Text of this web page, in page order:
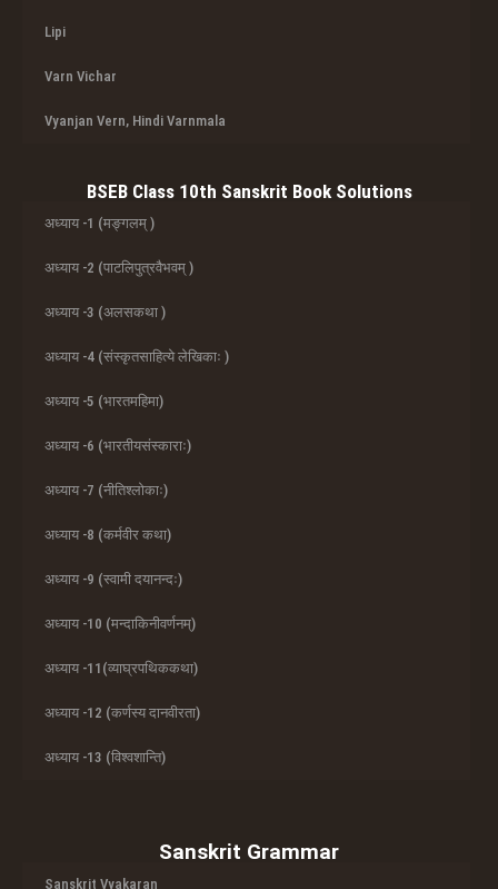
Lipi
Varn Vichar
Vyanjan Vern, Hindi Varnmala
BSEB Class 10th Sanskrit Book Solutions
अध्याय -1 (मङ्गलम् )
अध्याय -2 (पाटलिपुत्रवैभवम् )
अध्याय -3 (अलसकथा )
अध्याय -4 (संस्कृतसाहित्ये लेखिकाः )
अध्याय -5 (भारतमहिमा)
अध्याय -6 (भारतीयसंस्काराः)
अध्याय -7 (नीतिश्लोकाः)
अध्याय -8 (कर्मवीर कथा)
अध्याय -9 (स्वामी दयानन्दः)
अध्याय -10 (मन्दाकिनीवर्णनम्)
अध्याय -11(व्याघ्रपथिककथा)
अध्याय -12 (कर्णस्य दानवीरता)
अध्याय -13 (विश्वशान्ति)
Sanskrit Grammar
Sanskrit Vyakaran